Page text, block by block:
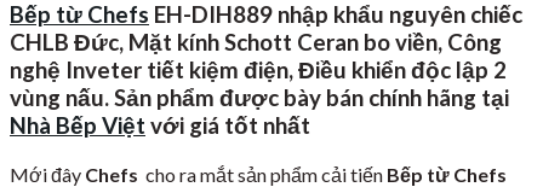
Bếp từ Chefs EH-DIH889 nhập khẩu nguyên chiếc
CHLB Đức, Mặt kínhSchott Ceran bo viền, Công
nghệ Inveter tiết kiệm điện, Điều khiển độc lập 2
vùng nấu. Sản phẩm được bày bán chính hãng tại
Nhà Bếp Việt với giá tốt nhất
Mới đây Chefs cho ra mắt sản phẩm cải tiến Bếp từ Chefs